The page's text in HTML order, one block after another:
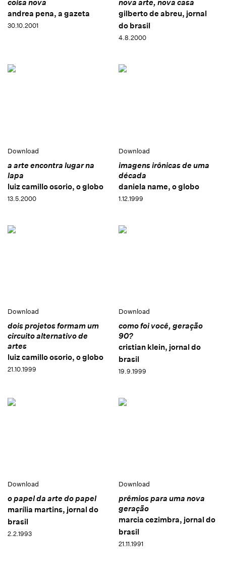
coisa nova
andrea pena, a gazeta
30.10.2001
nova arte, nova casa
gilberto de abreu, jornal
do brasil
4.8.2000
Download
a arte encontra lugar na
lapa
luiz camillo osorio, o globo
13.5.2000
Download
imagens irônicas de uma
década
daniela name, o globo
1.12.1999
Download
dois projetos formam um
circuito alternativo de
artes
luiz camillo osorio, o globo
21.10.1999
Download
como foi você, geração
90?
cristian klein, jornal do
brasil
19.9.1999
Download
o papel da arte do papel
marília martins, jornal do
brasil
2.2.1993
Download
prêmios para uma nova
geração
marcia cezimbra, jornal do
brasil
21.11.1991